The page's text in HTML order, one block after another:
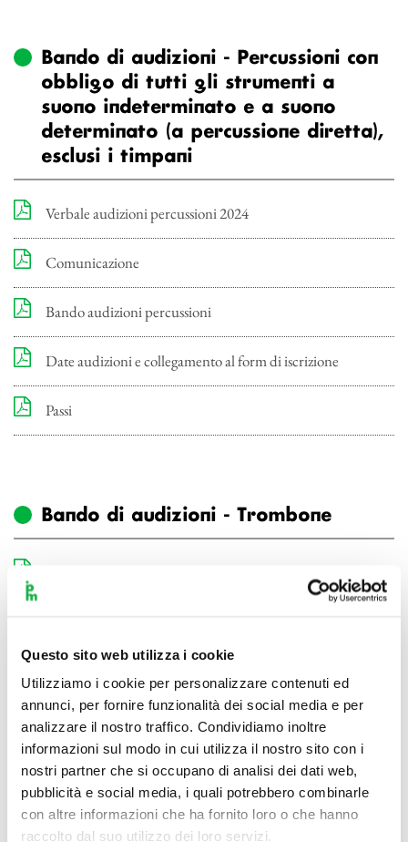
Questo sito web utilizza i cookie
Utilizziamo i cookie per personalizzare contenuti ed
annunci, per fornire funzionalità dei social media e per
analizzare il nostro traffico. Condividiamo inoltre
informazioni sul modo in cui utilizza il nostro sito con i
nostri partner che si occupano di analisi dei dati web,
pubblicità e social media, i quali potrebbero combinarle
con altre informazioni che ha fornito loro o che hanno
raccolto dal suo utilizzo dei loro servizi.
Bando di audizioni - Percussioni con
obbligo di tutti gli strumenti a
suono indeterminato e a suono
determinato (a percussione diretta),
esclusi i timpani
Verbale audizioni percussioni 2024
Comunicazione
Bando audizioni percussioni
Date audizioni e collegamento al form di iscrizione
Passi
Bando di audizioni - Trombone
Passi - Trombone basso
Passi - Trombone I con obbligo del secondo e della fila